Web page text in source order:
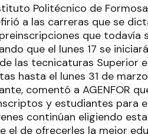
Politécnico de
a las carreras que se
que todavía
que el lunes 17 se
las tecnicaturas Superior
hasta el lunes 31 de
comentó a AGENFOR
y estudiantes para
continúan eligiendo
el de ofrecerles la mejor